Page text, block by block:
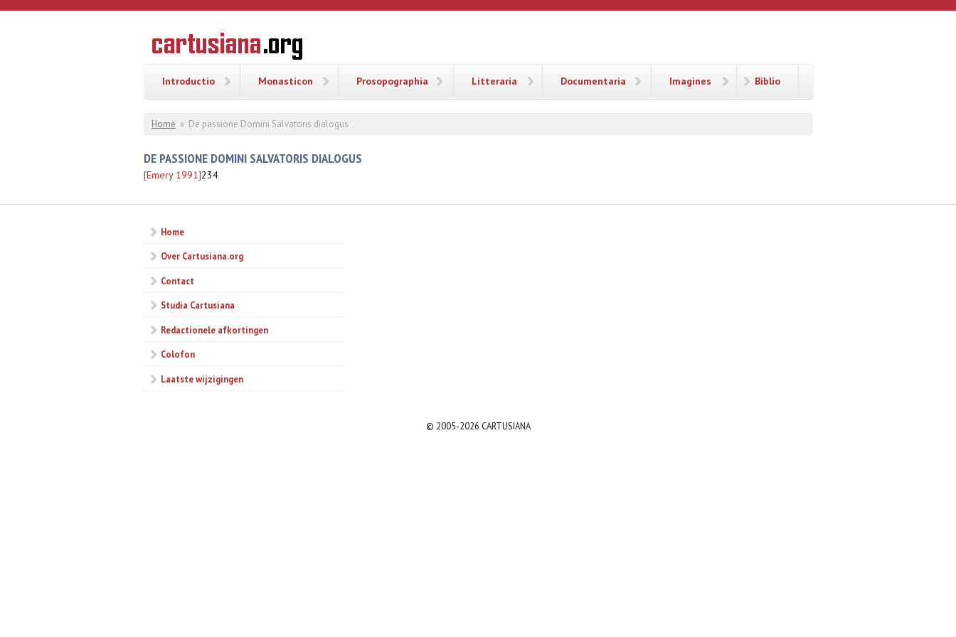
Overslaan en naar de inhoud gaan
CARTUSIANA
Geschiedenis
van de
Introductio Monasticon Prosopographia Litteraria Documentaria Imagines Biblio
U bent hier
Home » De passione Domini Salvatoris dialogus
DE PASSIONE DOMINI SALVATORIS DIALOGUS
[Emery 1991]234
Home
Over Cartusiana.org
Contact
Studia Cartusiana
Redactionele afkortingen
Colofon
Laatste wijzigingen
© 2005-2026 CARTUSIANA